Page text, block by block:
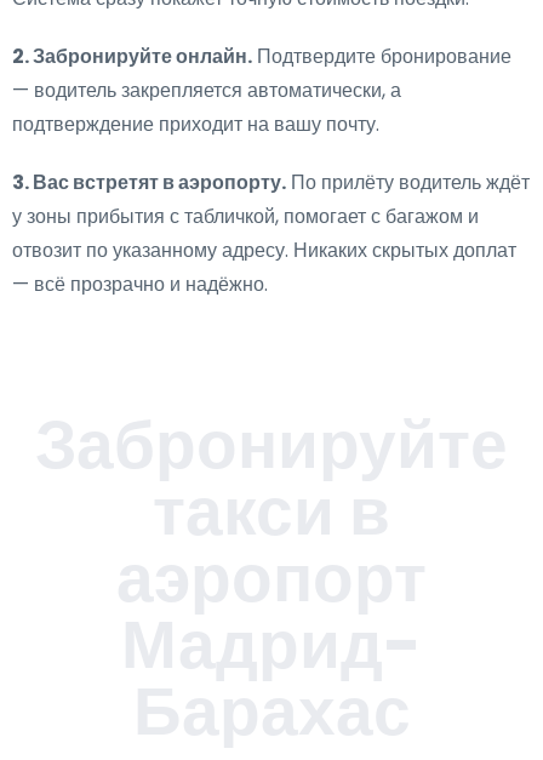
2. Забронируйте онлайн. Подтвердите бронирование
— водитель закрепляется автоматически, а
подтверждение приходит на вашу почту.
3. Вас встретят в аэропорту. По прилёту водитель ждёт
у зоны прибытия с табличкой, помогает с багажом и
отвозит по указанному адресу. Никаких скрытых доплат
— всё прозрачно и надёжно.